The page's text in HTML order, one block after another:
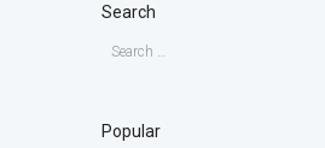
Search
Popular